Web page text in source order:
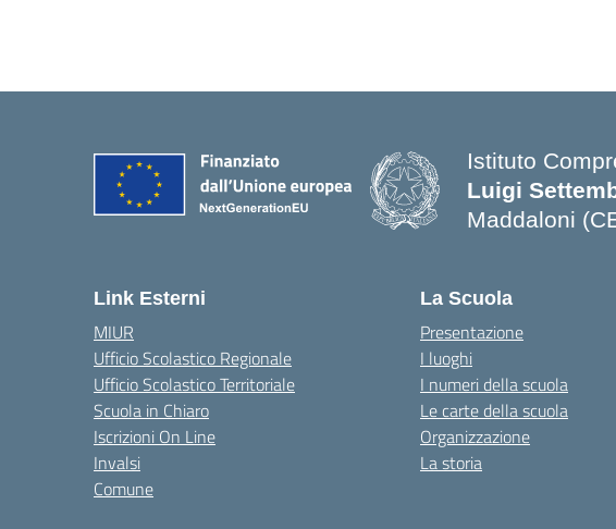
Istituto
Luigi
Maddaloni
Link Esterni
MIUR
Ufficio Scolastico Regionale
Ufficio Scolastico Territoriale
Scuola in Chiaro
Iscrizioni On Line
Invalsi
Comune
La Scuola
Presentazione
I luoghi
I numeri della scuola
Le carte della scuola
Organizzazione
La storia